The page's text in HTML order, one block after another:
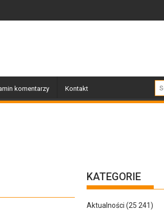
komentarzy Kontakt
KATEGORIE
Aktualności (25 241)